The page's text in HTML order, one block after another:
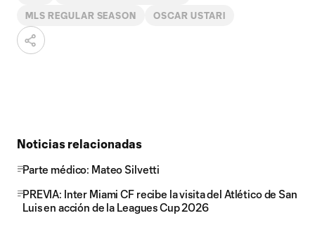
MLS REGULAR SEASON OSCAR USTARI
Noticias relacionadas
Parte médico: Mateo Silvetti
PREVIA: Inter Miami CF recibe la visita del Atlético de San
Luis en acción de la Leagues Cup 2026